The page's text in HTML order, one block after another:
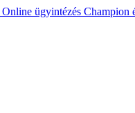
Online ügyintézés Champion